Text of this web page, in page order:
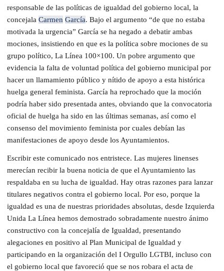
responsable de las políticas de igualdad del gobierno local, la
concejala Carmen García. Bajo el argumento “de que no estaba
motivada la urgencia” García se ha negado a debatir ambas
mociones, insistiendo en que es la política sobre mociones de su
grupo político, La Línea 100×100. Un pobre argumento que
evidencia la falta de voluntad política del gobierno municipal por
hacer un llamamiento público y nítido de apoyo a esta histórica
huelga general feminista. García ha reprochado que la moción
podría haber sido presentada antes, obviando que la convocatoria
oficial de huelga ha sido en las últimas semanas, así como el
consenso del movimiento feminista por cuales debían las
manifestaciones de apoyo desde los Ayuntamientos.
Escribir este comunicado nos entristece. Las mujeres linenses
merecían recibir la buena noticia de que el Ayuntamiento las
respaldaba en su lucha de igualdad. Hay otras razones para lanzar
titulares negativos contra el gobierno local. Por eso, porque la
igualdad es una de nuestras prioridades absolutas, desde Izquierda
Unida La Línea hemos demostrado sobradamente nuestro ánimo
constructivo con la concejalía de Igualdad, presentando
alegaciones en positivo al Plan Municipal de Igualdad y
participando en la organización del I Orgullo LGTBI, incluso con
el gobierno local que favoreció que se nos robara el acta de